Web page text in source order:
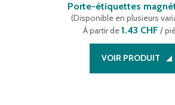
Porte-étiquettes
(Disponible en plusieurs
À partir de1.43 CHF /
VOIR PRODUIT